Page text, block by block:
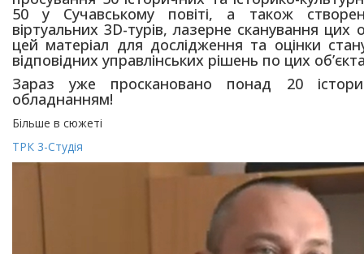
50 у Сучавському повіті, а також
віртуальних 3D-турів, лазерне сканування цих
цей матеріал для дослідження та оцінки
відповідних управлінських рішень по цих
Зараз уже проскановано понад 20
обладнанням!
Більше в сюжеті
ТРК 3-Студія